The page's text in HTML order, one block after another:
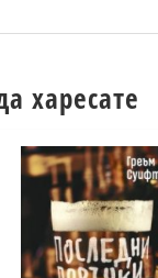
харесате